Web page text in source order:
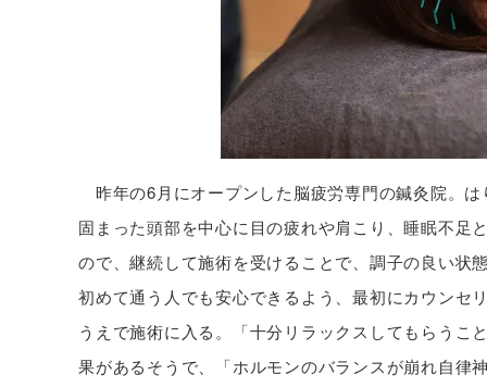
昨年の6月にオープンした脳疲労専門の鍼灸院。
固まった頭部を中心に目の疲れや肩こり、睡眠不足
ので、継続して施術を受けることで、調子の良い状
初めて通う人でも安心できるよう、最初にカウンセ
うえで施術に入る。「十分リラックスしてもらうこ
果があるそうで、「ホルモンのバランスが崩れ自律